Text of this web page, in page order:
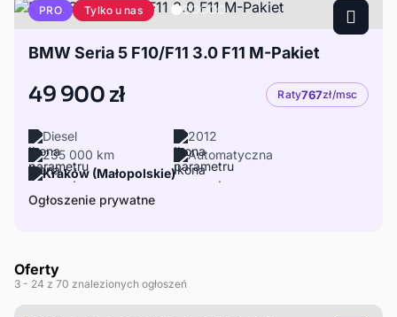
PRO Tylko u nas
BMW Seria 5 F10/F11 3.0 F11 M-Pakiet
49 900 zł Raty767zł/msc
Diesel
2012
235 000 km
Automatyczna
Kraków (Małopolskie)
Ogłoszenie prywatne
Oferty
3 - 24 z 70 znalezionych ogłoszeń